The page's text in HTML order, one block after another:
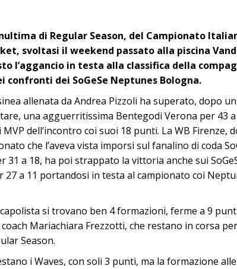
di Regular Season, del Campionato
svoltasi il weekend passato alla piscina
l’aggancio in testa alla classifica della
confronti dei SoGeSe Neptunes Bologna.
allenata da Andrea Pizzoli ha superato, dopo un
una agguerritissima Bentegodi Verona per 43 a
MVP dell’incontro coi suoi 18 punti. La WB Firenze,
che l’aveva vista imporsi sul fanalino di coda
31 a 18, ha poi strappato la vittoria anche sui
27 a 11 portandosi in testa al campionato coi
si trovano ben 4 formazioni, ferme a 9
Mariachiara Frezzotti, che restano in corsa
Season.
i Waves, con soli 3 punti, ma la formazione